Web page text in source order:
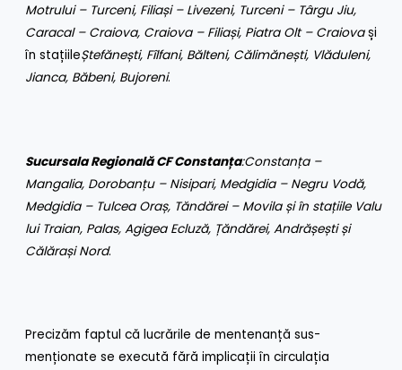
Motrului – Turceni, Filiași – Livezeni, Turceni – Târgu Jiu,
Caracal – Craiova, Craiova – Filiași, Piatra Olt – Craiovași
în stațiileȘtefănești, Fîlfani, Bălteni, Călimănești, Vlăduleni,
Jianca, Băbeni, Bujoreni.
Sucursala Regională CF Constanța:Constanța –
Mangalia, Dorobanțu – Nisipari, Medgidia – Negru Vodă,
Medgidia – Tulcea Oraș, Tăndărei – Movila și în stațiile Valu
lui Traian, Palas, Agigea Ecluză, Țăndărei, Andrășești și
Călărași Nord.
Precizăm faptul că lucrările de mentenanță sus-
menționate se execută fără implicații în circulația